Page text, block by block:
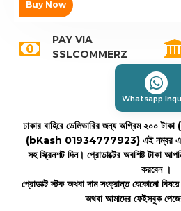
Buy Now
PAY VIA
SSLCOMMERZ
Whatsapp
ঢাকার বাহিরে ডেলিভারির জন্য অগ্রিম
(bKash 01934777923) এই নম্বর এ
সহ স্ক্রিনশট দিন। প্রোডাক্টের অবশিষ্ট টাকা
করবেন ।
প্রোডাক্ট স্টক অথবা দাম সংক্রান্ত যেকোনো
অথবা আমাদের ফেইসবুক